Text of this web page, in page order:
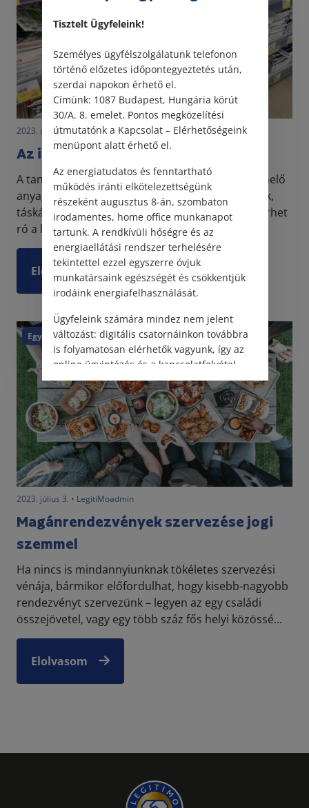
2023. szeptember 8. • LegitiMoadmin
Az iskolakezdés támogatása
A tanév kezdete sok szülő számára igen megterhelő
anyagilag is. A tanszerek, szükséges felszerelések,
táskák, tolltartók beszerzése hatalmas anyagi terhet
ró a legtöbb családra. Éppen ezért sok szü...
Elolvasom
Egyéb
2023. július 3. • LegitiMoadmin
Magánrendezvények szervezése jogi
szemmel
Ha nincs is mindannyiunknak tökéletes szervezési
vénája, bármikor előfordulhat, hogy kisebb-nagyobb
rendezvényt szervezünk – legyen az egy családi
összejövetel, vagy egy több száz fős helyi közössé...
Elolvasom
Tisztelt Ügyfeleink!
Személyes ügyfélszolgálatunk telefonon
történő előzetes időpontegyeztetés után,
szerdai napokon érhető el.
Címünk: 1087 Budapest, Hungária körút
30/A. 8. emelet. Pontos megközelítési
útmutatónk a Kapcsolat – Elérhetőségeink
menüpont alatt érhető el.
Az energiatudatos és fenntartható
működés iránti elkötelezettségünk
részeként augusztus 8-án, szombaton
irodamentes, home office munkanapot
tartunk. A rendkívüli hőségre és az
energiaellátási rendszer terhelésére
tekintettel ezzel egyszerre óvjuk
munkatársaink egészségét és csökkentjük
irodáink energiafelhasználását.
Ügyfeleink számára mindez nem jelent
változást: digitális csatornáinkon továbbra
is folyamatosan elérhetők vagyunk, így az
online ügyintézés és a kapcsolatfelvétel
változatlanul biztosított.